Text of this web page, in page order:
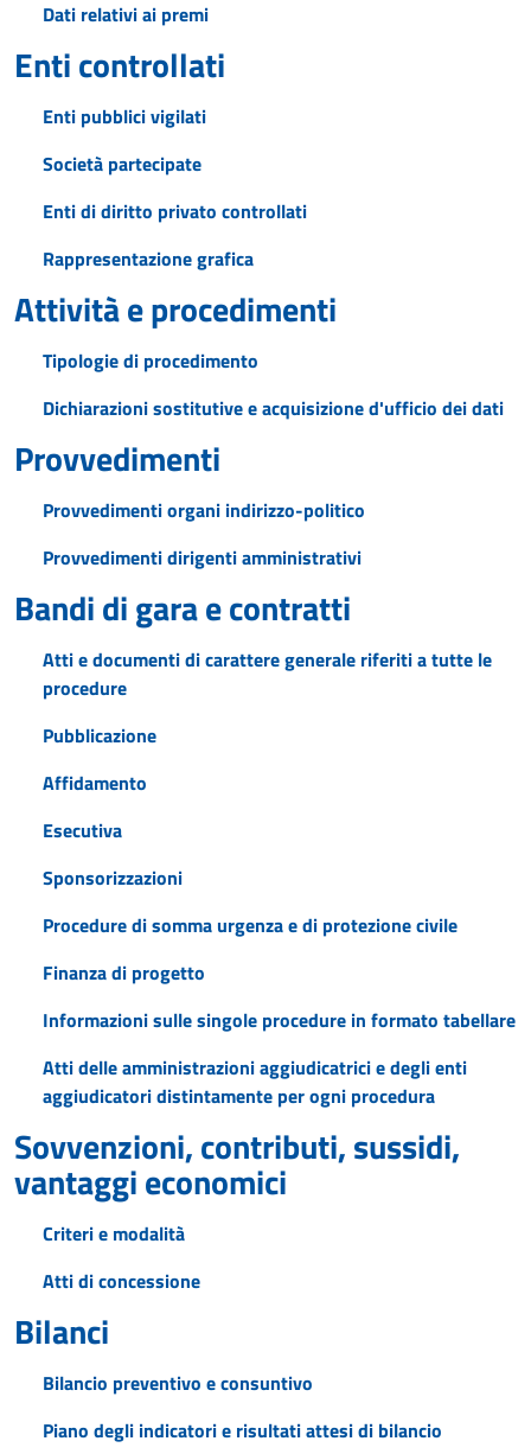
Dati relativi ai premi
Enti controllati
Enti pubblici vigilati
Società partecipate
Enti di diritto privato controllati
Rappresentazione grafica
Attività e procedimenti
Tipologie di procedimento
Dichiarazioni sostitutive e acquisizione d'ufficio dei dati
Provvedimenti
Provvedimenti organi indirizzo-politico
Provvedimenti dirigenti amministrativi
Bandi di gara e contratti
Atti e documenti di carattere generale riferiti a tutte le
procedure
Pubblicazione
Affidamento
Esecutiva
Sponsorizzazioni
Procedure di somma urgenza e di protezione civile
Finanza di progetto
Informazioni sulle singole procedure in formato tabellare
Atti delle amministrazioni aggiudicatrici e degli enti
aggiudicatori distintamente per ogni procedura
Sovvenzioni, contributi, sussidi,
vantaggi economici
Criteri e modalità
Atti di concessione
Bilanci
Bilancio preventivo e consuntivo
Piano degli indicatori e risultati attesi di bilancio